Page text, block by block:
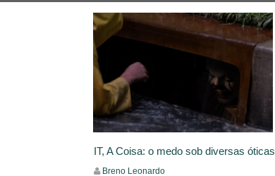
IT, A Coisa: o medo sob diversas óticas
Breno Leonardo